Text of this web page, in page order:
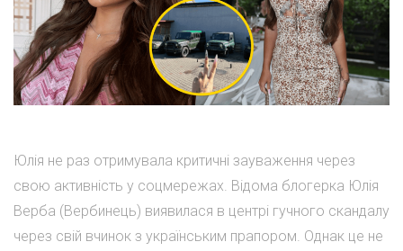
Юлія не раз отримувала критичні зауваження через
свою активність у соцмережах. Відома блогерка Юлія
Верба (Вербинець) виявилася в центрі гучного скандалу
через свій вчинок з українським прапором. Однак це не